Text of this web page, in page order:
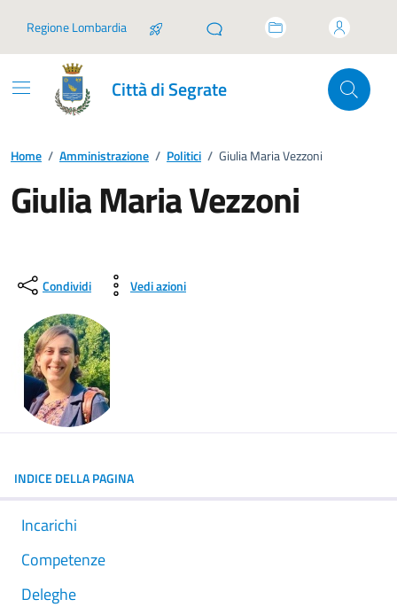
Regione Lombardia
Città di Segrate
Home / Amministrazione / Politici / Giulia Maria Vezzoni
Giulia Maria Vezzoni
Condividi Vedi azioni
INDICE DELLA PAGINA
Incarichi
Competenze
Deleghe